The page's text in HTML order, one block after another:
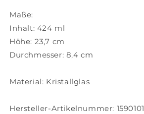
Maße:
Inhalt: 424 ml
Höhe: 23,7 cm
Durchmesser: 8,4 cm
Material: Kristallglas
Hersteller-Artikelnummer: 1590101